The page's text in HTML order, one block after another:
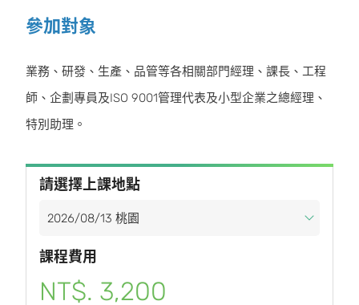
參加對象
業務、研發、生產、品管等各相關部門經理、課長、工程
師、企劃專員及ISO 9001管理代表及小型企業之總經理、
特別助理。
請選擇上課地點
課程費用
NT$. 3,200